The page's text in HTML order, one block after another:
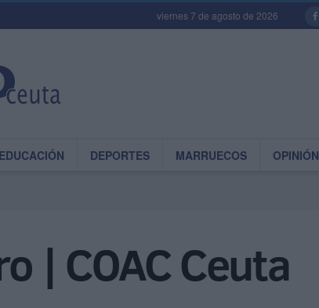
viernes 7 de agosto de 2026
EDUCACIÓN DEPORTES MARRUECOS OPINIÓN
| COAC Ceuta